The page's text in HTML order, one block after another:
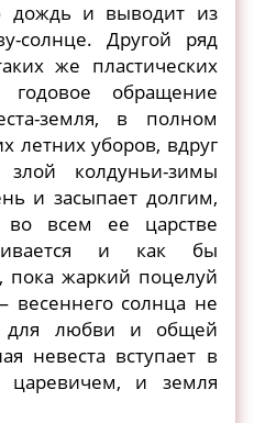
дождь и выводит из
солнце. Другой ряд
же пластических
годовое обращение
земля, в полном
летних уборов, вдруг
колдуньи-зимы
и засыпает долгим,
всем ее царстве
и как бы
пока жаркий поцелуй
весеннего солнца не
для любви и общей
невеста вступает в
царевичем, и земля